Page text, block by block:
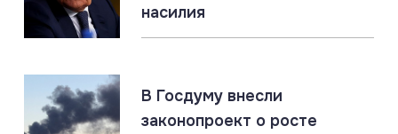
«Цирконы» бьют по наземным целям. Россия
накапливает уникальный опыт
насилия
В Госдуму внесли
законопроект о росте